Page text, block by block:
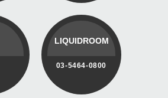
LIQUIDROOM
03-5464-0800